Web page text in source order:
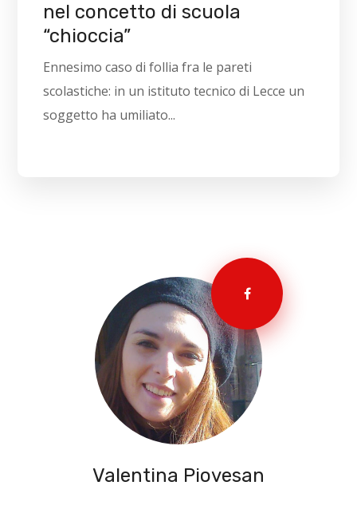
nel concetto di scuola
“chioccia”
Ennesimo caso di follia fra le pareti
scolastiche: in un istituto tecnico di Lecce un
soggetto ha umiliato...
Valentina Piovesan